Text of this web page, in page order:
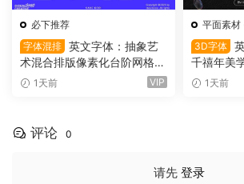
必下推荐
字体混排 英文字体：抽象艺
术混合排版像素化台阶网格状
手绘螺旋有机曲线版面设计封
1天前 VIP
平面素材
3D字体
千禧年美
镀铬文字
1天前
评论 0
请先 登录